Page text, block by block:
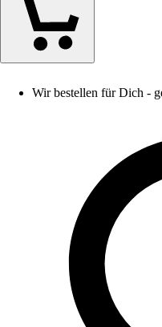
Wir bestellen für Dich -